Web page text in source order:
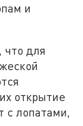
и
что для
открытие
с лопатами,